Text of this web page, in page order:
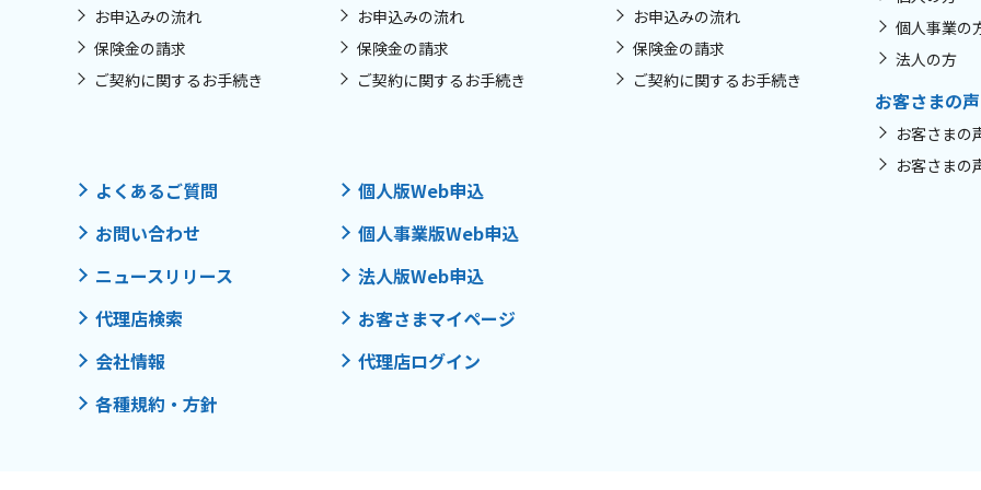
お申込みの流れ
保険金の請求
ご契約に関するお手続き
お申込みの流れ
保険金の請求
ご契約に関するお手続き
お申込みの流れ
保険金の請求
ご契約に関するお手続き
個人事業の
法人の方
お客さまの声
お客さまの
お客さまの
よくあるご質問
お問い合わせ
ニュースリリース
代理店検索
会社情報
各種規約・方針
個人版Web申込
個人事業版Web申込
法人版Web申込
お客さまマイページ
代理店ログイン